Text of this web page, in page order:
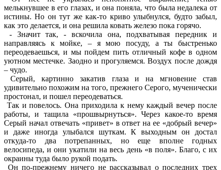
мелькнувшее в его глазах, и она поняла, что была недалека от
истины. Но он тут же как-то криво улыбнулся, будто забыл,
как это делается, и она решила ковать железо пока горячо.
- Значит так, - вскочила она, подхватывая передник и
направляясь к мойке, – я мою посуду, а ты быстренько
переодеваешься, и мы пойдем пить отличный кофе в одном
уютном местечке. Заодно и прогуляемся. Воздух после дождя
– чудо.
Серый, картинно закатив глаза и на мгновение став
удивительно похожим на того, прежнего Серого, мученически
простонал, и пошел переодеваться.
Так и повелось. Она приходила к нему каждый вечер после
работы, и тащила «прошвырнуться». Через какое-то время
Серый начал отвечать «привет» в ответ на ее «добрый вечер»
и даже иногда улыбался шуткам. К выходным он достал
откуда-то два потрепанных, но еще вполне годных
велосипеда, и они укатили на весь день «в поля». Благо, с их
окраины туда было рукой подать.
Он по-прежнему ничего не рассказывал о последних трех